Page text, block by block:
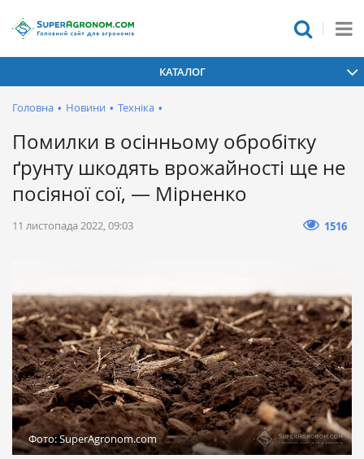
КАТАЛОГ
Головна • Новини • Техніка •
Помилки в осінньому обробітку
ґрунту шкодять врожайності ще не
посіяної сої, — Мірненко
11 листопада 2022, 09:03 1516
Фото: SuperAgronom.com